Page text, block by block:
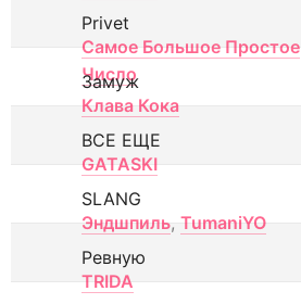
Privet
Самое Большое Простое
Число
Замуж
Клава Кока
ВСЕ ЕЩЕ
GATASKI
SLANG
Эндшпиль, TumaniYO
Ревную
TRIDA